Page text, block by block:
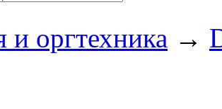
и оргтехника →